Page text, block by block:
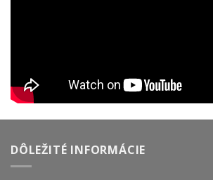
DÔLEŽITÉ INFORMÁCIE